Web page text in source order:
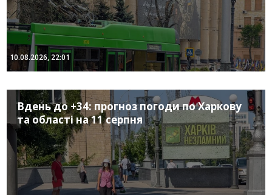
10.08.2026, 22:01
Вдень до +34: прогноз погоди по Харкову
та області на 11 серпня